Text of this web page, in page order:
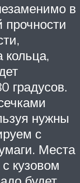
в
прочности
кольца,
градусов.
нужны
с
Места
кузовом